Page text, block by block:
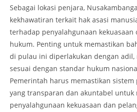
Sebagai lokasi penjara,
kekhawatiran terkait hak asasi
terhadap penyalahgunaan kekuasaan
hukum. Penting untuk memastikan
di pulau ini diperlakukan dengan adil,
sesuai dengan standar hukum
Pemerintah harus memastikan sistem
yang transparan dan akuntabel untuk
penyalahgunaan kekuasaan dan